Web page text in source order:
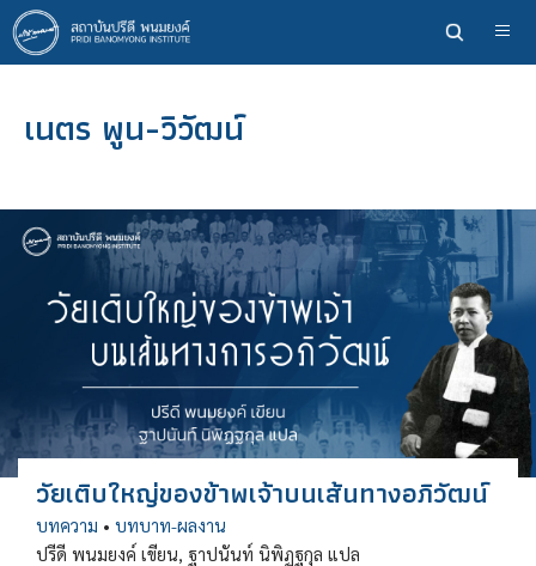
ข้าม
ไป
ยัง
หลักเนตร พูน-วิวัฒน์
วัยเติบใหญ่ของข้าพเจ้าบนเส้นทางอภิวัฒน์
บทความ • บทบาท-ผลงาน
ปรีดี พนมยงค์ เขียน, ฐาปนันท์ นิพิฏฐกุล แปล